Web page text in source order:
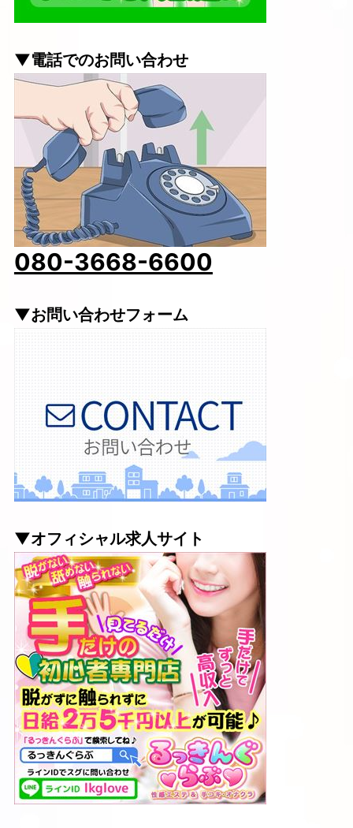
▼電話でのお問い合わせ
080-3668-6600
▼お問い合わせフォーム
▼オフィシャル求人サイト